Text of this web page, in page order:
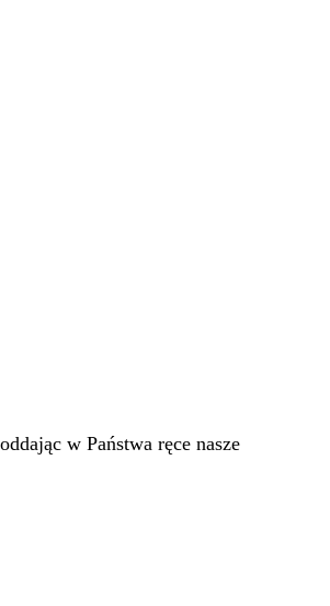
w Państwa ręce nasze